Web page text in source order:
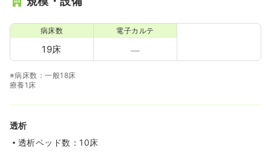
※一例
年間休日126日
4週8休以上
オンコールあり
病床数
19床
電子カルテ
※病床数：一般18床
療養1床
透析
透析ベッド数：10床